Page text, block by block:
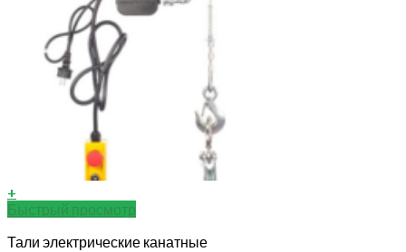
+
Быстрый просмотр
Тали электрические канатные